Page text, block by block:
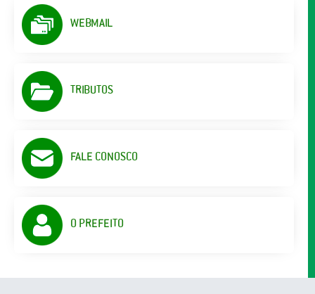
WEBMAIL
TRIBUTOS
FALE CONOSCO
O PREFEITO